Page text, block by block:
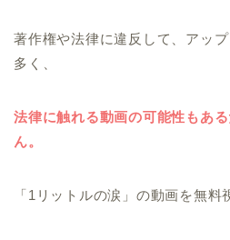
著作権や法律に違反して、アッ
多く、
法律に触れる動画の可能性もあ
ん。
「1リットルの涙」の動画を無料